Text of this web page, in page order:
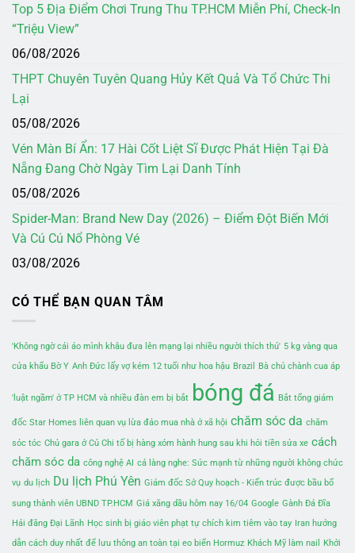
Top 5 Địa Điểm Chơi Trung Thu TP.HCM Miễn Phí, Check-In
“Triệu View”
06/08/2026
THPT Chuyên Tuyên Quang Hủy Kết Quả Và Tổ Chức Thi
Lại
05/08/2026
Vén Màn Bí Ẩn: 17 Hài Cốt Liệt Sĩ Được Phát Hiện Tại Đà
Nẵng Đang Chờ Ngày Tìm Lại Danh Tính
05/08/2026
Spider-Man: Brand New Day (2026) – Điểm Đột Biến Mới
Và Cú Cú Nổ Phòng Vé
03/08/2026
CÓ THỂ BẠN QUAN TÂM
'Không ngờ cái áo mình khâu đưa lên mạng lại nhiều người thích thú' 5 kg vàng qua
cửa khẩu Bờ Y Anh Đức lấy vợ kém 12 tuổi như hoa hậu Brazil Bà chủ chành cua áp
'luật ngầm' ở TP HCM và nhiều đàn em bị bắt bóng đá Bắt tổng giám
đốc Star Homes liên quan vụ lừa đảo mua nhà ở xã hội chăm sóc da chăm
sóc tóc Chủ gara ở Củ Chi tố bị hàng xóm hành hung sau khi hỏi tiền sửa xe cách
chăm sóc da công nghệ AI cả làng nghe: Sức mạnh từ những người không chức
vụ du lịch Du lịch Phú Yên Giám đốc Sở Quy hoạch - Kiến trúc được bầu bổ
sung thành viên UBND TP.HCM Giá xăng dầu hôm nay 16/04 Google Gành Đá Đĩa
Hải đăng Đại Lãnh Học sinh bị giáo viên phạt tự chích kim tiêm vào tay Iran hướng
dẫn cách duy nhất để lưu thông an toàn tại eo biển Hormuz Khách Mỹ làm nail Khởi